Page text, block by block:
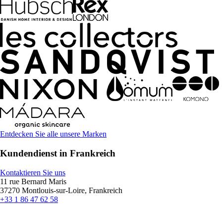
Entdecken Sie alle unsere Marken
Kundendienst in Frankreich
Kontaktieren Sie uns
11 rue Bernard Maris
37270 Montlouis-sur-Loire, Frankreich
+33 1 86 47 62 58